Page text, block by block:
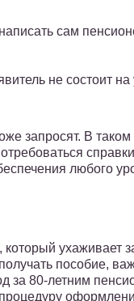
сам
не состоит на
запросят. В
любого
который ухаживает
пособие,
за 80-летним